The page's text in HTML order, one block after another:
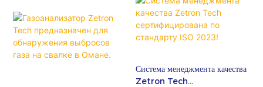
Система менеджмента качества
Zetron Tech